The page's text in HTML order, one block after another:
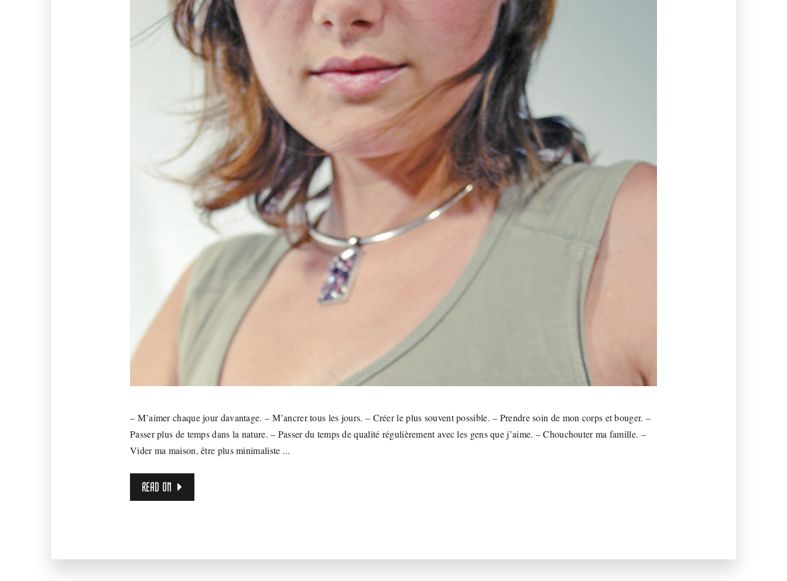
– M’aimer chaque jour davantage. – M’ancrer tous les jours. – Créer le plus souvent possible. – Prendre soin de mon corps et bouger. –
Passer plus de temps dans la nature. – Passer du temps de qualité régulièrement avec les gens que j’aime. – Chouchouter ma famille. –
Vider ma maison, être plus minimaliste ...
READ ON